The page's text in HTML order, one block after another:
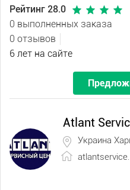
Рейтинг 28.0
0 выполненных заказа
0 отзывов
6 лет на сайте
Atlant
Украина